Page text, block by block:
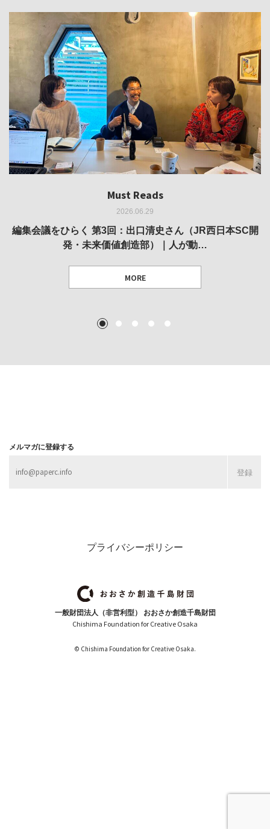
Must Reads
2026.06.29
編集会議をひらく 第3回：出口清史さん（JR西日本SC開
発・未来価値創造部）｜人が動…
MORE
Must Reads
2026.05.14
REVIEW｜果たして美術家・梅津庸一は、「大阪のゆかり
作家」となることができたのか…
Must Reads
2026.03.11
REPORT｜博覧会の残像
MORE
Must Reads
2026.02.25
REVIEW｜菊池聡太朗 個展「余りの風景」
MORE
Must Reads
2025.10.01
REVIEW｜生の存在証明としての線——「ライフライン」
展
1 2 3 4 5
メルマガに登録する
プライバシーポリシー
一般財団法人（非営利型） おおさか創造千島財団
Chishima Foundation for Creative Osaka
© Chishima Foundation for Creative Osaka.